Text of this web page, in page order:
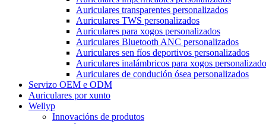
Auriculares transparentes personalizados
Auriculares TWS personalizados
Auriculares para xogos personalizados
Auriculares Bluetooth ANC personalizados
Auriculares sen fíos deportivos personalizados
Auriculares inalámbricos para xogos
Auriculares de condución ósea personalizados
Servizo OEM e ODM
Auriculares por xunto
Wellyp
Innovacións de produtos